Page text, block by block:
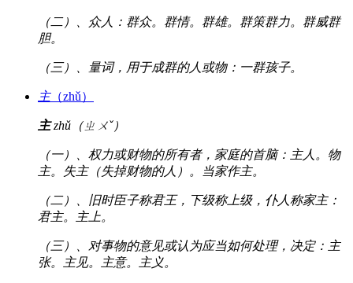
（二）、众人：群众。群情。群雄。群策群力。群威群
胆。
（三）、量词，用于成群的人或物：一群孩子。
主（zhǔ）
主zhǔ（ㄓㄨˇ）
（一）、权力或财物的所有者，家庭的首脑：主人。物
主。失主（失掉财物的人）。当家作主。
（二）、旧时臣子称君王，下级称上级，仆人称家主：
君主。主上。
（三）、对事物的意见或认为应当如何处理，决定：主
张。主见。主意。主义。